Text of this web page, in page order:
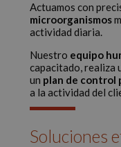
Actuamos con
microorganismos
actividad diaria.
Nuestro equipo
capacitado, realiza
un plan de control
a la actividad del
Soluciones